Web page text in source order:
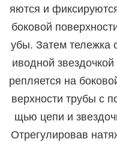
яются и
боковой
убы. Затем тележка
иводной звездочкой
репляется на
верхности трубы с
щью цепи и
Отрегулировав